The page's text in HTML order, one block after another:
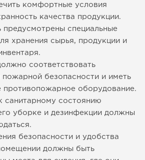
комфортные условия
качества продукции.
специальные
хранения сырья, продукции и
соответствовать
пожарной безопасности и иметь
противопожарное оборудование.
санитарному состоянию
уборке и дезинфекции должны
безопасности и удобства
должны быть